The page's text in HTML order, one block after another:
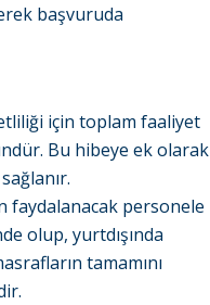
başvuruda
için toplam faaliyet
Bu hibeye ek olarak
faydalanacak personele
olup, yurtdışında
tamamını